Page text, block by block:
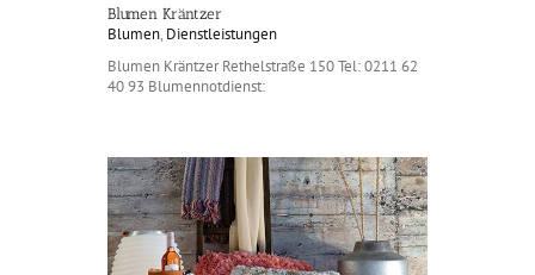
Blumen Kräntzer
Blumen, Dienstleistungen
Blumen Kräntzer Rethelstraße 150 Tel: 0211 62
40 93 Blumennotdienst: